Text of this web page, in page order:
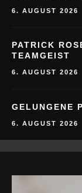
6. AUGUST 2026
PATRICK
TEAMGEIST
6. AUGUST 2026
GELUNGENE
6. AUGUST 2026